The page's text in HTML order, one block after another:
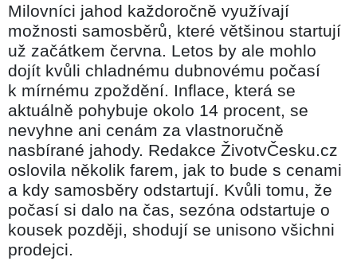
Milovníci jahod každoročně využívají
možnosti samosběrů, které většinou startují
už začátkem června. Letos by ale mohlo
dojít kvůli chladnému dubnovému počasí
k mírnému zpoždění. Inflace, která se
aktuálně pohybuje okolo 14 procent, se
nevyhne ani cenám za vlastnoručně
nasbírané jahody. Redakce ŽivotvČesku.cz
oslovila několik farem, jak to bude s cenami
a kdy samosběry odstartují. Kvůli tomu, že
počasí si dalo na čas, sezóna odstartuje o
kousek později, shodují se unisono všichni
prodejci.